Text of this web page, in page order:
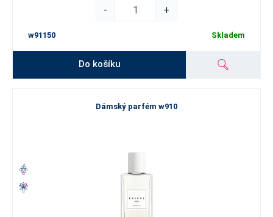
-
+
w91150 Skladem
Do košíku
Dámský parfém w910